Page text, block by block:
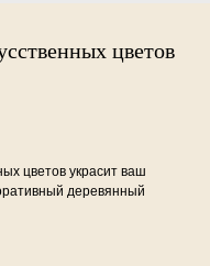
цветов
цветов украсит ваш
деревянный